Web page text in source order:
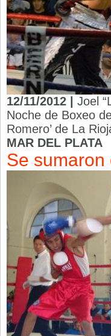
12/11/2012 | Joel
Noche de Boxeo
Romero’ de La
MAR DEL PLATA
Se